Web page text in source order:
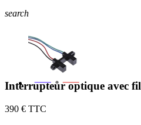
search
Interrupteur optique avec fil
390 € TTC